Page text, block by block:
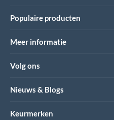
Populaire producten
Meer informatie
Volg ons
Nieuws & Blogs
Keurmerken